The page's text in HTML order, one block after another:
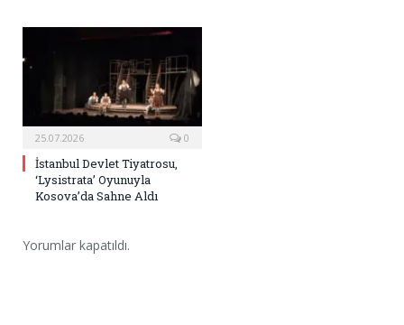
25.07.2026 0
İstanbul Devlet Tiyatrosu,
‘Lysistrata’ Oyunuyla
Kosova’da Sahne Aldı
Yorumlar kapatıldı.